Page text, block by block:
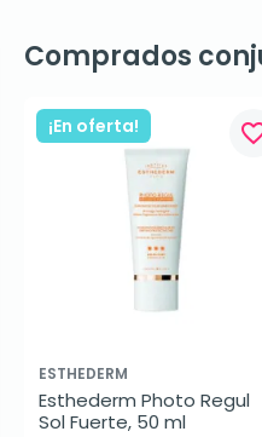
Comprados
¡En oferta!
ESTHEDERM
Esthederm Photo Regul
Sol Fuerte, 50 ml